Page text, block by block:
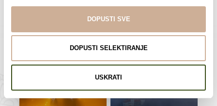
DOPUSTI SVE
DOPUSTI SELEKTIRANJE
USKRATI
Limited Edition Fotografije